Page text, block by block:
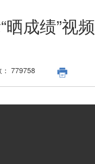
成绩”视频
779758